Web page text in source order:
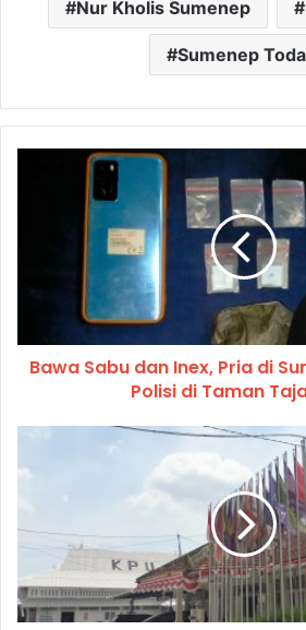
Nur Kholis Sumenep
Sumenep
Bawa Sabu dan Inex, Pria di
Polisi di Taman